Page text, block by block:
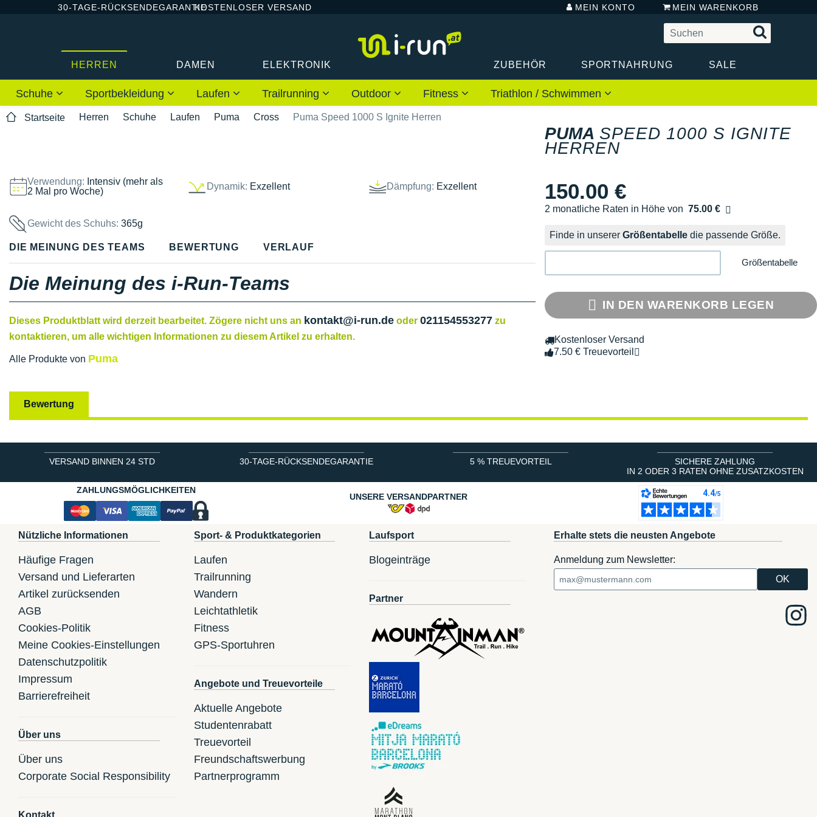
30-TAGE-RÜCKSENDEGARANTIEKOSTENLOSER VERSAND MEIN KONTO MEIN WARENKORB
HERREN DAMEN ELEKTRONIK ZUBEHÖR SPORTNAHRUNG SALE
Schuhe Sportbekleidung Laufen Trailrunning Outdoor Fitness Triathlon / Schwimmen
Startseite Herren Schuhe Laufen Puma Cross Puma Speed 1000 S Ignite Herren
Verwendung: Intensiv (mehr als
2 Mal pro Woche)
Dynamik: Exzellent Dämpfung: Exzellent
Gewicht des Schuhs: 365g
PUMA SPEED 1000 S IGNITE
HERREN
150.00 €
2 monatliche Raten in Höhe von 75.00 €
Ohne Zusatzkosten
Finde in unserer Größentabelle die passende Größe.
Größentabelle
IN DEN WARENKORB LEGEN
Kostenloser Versand
7.50 € Treuevorteil
DIE MEINUNG DES TEAMS BEWERTUNG VERLAUF
Die Meinung des i-Run-Teams
Dieses Produktblatt wird derzeit bearbeitet. Zögere nicht uns an kontakt@i-run.de oder 021154553277 zu
kontaktieren, um alle wichtigen Informationen zu diesem Artikel zu erhalten.
Alle Produkte von Puma
Bewertung
VERSAND BINNEN 24 STD 30-TAGE-RÜCKSENDEGARANTIE 5 % TREUEVORTEIL
SICHERE ZAHLUNG
IN 2 ODER 3 RATEN OHNE ZUSATZKOSTEN
ZAHLUNGSMÖGLICHKEITEN
UNSERE VERSANDPARTNER
Nützliche Informationen
Häufige Fragen
Versand und Lieferarten
Artikel zurücksenden
AGB
Cookies-Politik
Meine Cookies-Einstellungen
Datenschutzpolitik
Impressum
Barrierefreiheit
Über uns
Über uns
Corporate Social Responsibility
Kontakt
Sport- & Produktkategorien
Laufen
Trailrunning
Wandern
Leichtathletik
Fitness
GPS-Sportuhren
Angebote und Treuevorteile
Aktuelle Angebote
Studentenrabatt
Treuevorteil
Freundschaftswerbung
Partnerprogramm
Laufsport
Blogeinträge
Partner
Erhalte stets die neusten Angebote
Anmeldung zum Newsletter: